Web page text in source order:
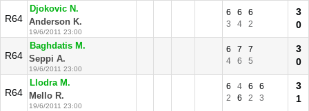
R64
Djokovic N.
Anderson K.
19/6/2011 23:00
6 6
6
3
4 2
3
0
R64
Baghdatis M.
Seppi A.
19/6/2011 23:00
6 7
7
4
6 5
3
0
R64
Llodra M.
Mello R.
19/6/2011 23:00
6 4 6
6
2
6 2 3
3
1